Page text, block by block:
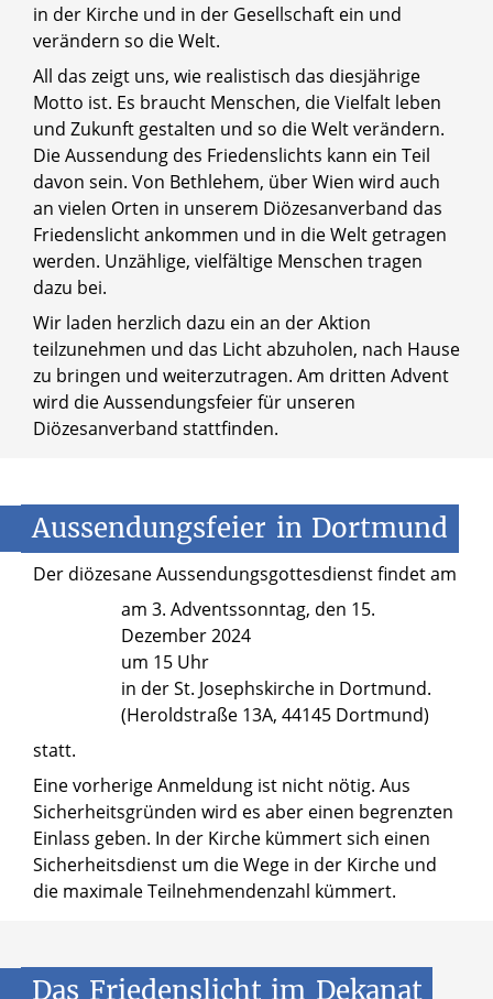
in der Kirche und in der Gesellschaft ein und
verändern so die Welt.
All das zeigt uns, wie realistisch das diesjährige
Motto ist. Es braucht Menschen, die Vielfalt leben
und Zukunft gestalten und so die Welt verändern.
Die Aussendung des Friedenslichts kann ein Teil
davon sein. Von Bethlehem, über Wien wird auch
an vielen Orten in unserem Diözesanverband das
Friedenslicht ankommen und in die Welt getragen
werden. Unzählige, vielfältige Menschen tragen
dazu bei.
Wir laden herzlich dazu ein an der Aktion
teilzunehmen und das Licht abzuholen, nach Hause
zu bringen und weiterzutragen. Am dritten Advent
wird die Aussendungsfeier für unseren
Diözesanverband stattfinden.
Aussendungsfeier in Dortmund
Der diözesane Aussendungsgottesdienst findet am
am 3. Adventssonntag, den 15.
Dezember 2024
um 15 Uhr
in der St. Josephskirche in Dortmund.
(Heroldstraße 13A, 44145 Dortmund)
statt.
Eine vorherige Anmeldung ist nicht nötig. Aus
Sicherheitsgründen wird es aber einen begrenzten
Einlass geben. In der Kirche kümmert sich einen
Sicherheitsdienst um die Wege in der Kirche und
die maximale Teilnehmendenzahl kümmert.
Das Friedenslicht im Dekanat